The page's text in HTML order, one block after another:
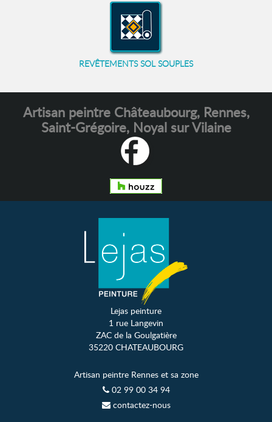
REVÊTEMENTS SOL SOUPLES
Artisan peintre Châteaubourg, Rennes,
Saint-Grégoire, Noyal sur Vilaine
Lejas peinture
1 rue Langevin
ZAC de la Goulgatière
35220 CHATEAUBOURG
Artisan peintre Rennes et sa zone
02 99 00 34 94
contactez-nous